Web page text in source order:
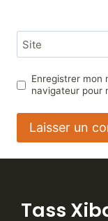
Site
Enregistrer mon
navigateur pour
Tass